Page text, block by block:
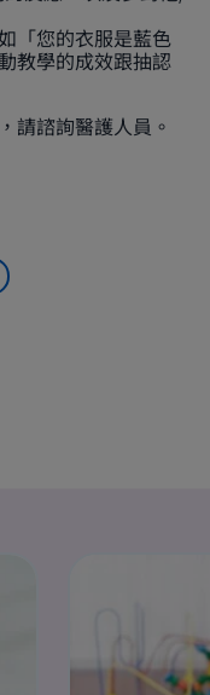
「您的衣服是藍色
教學的成效跟抽認
請諮詢醫護人員。